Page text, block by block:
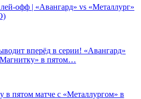
офф | «Авангард» vs «Металлург»
вперёд в серии! «Авангард»
в пятом…
в пятом матче с «Металлургом» в